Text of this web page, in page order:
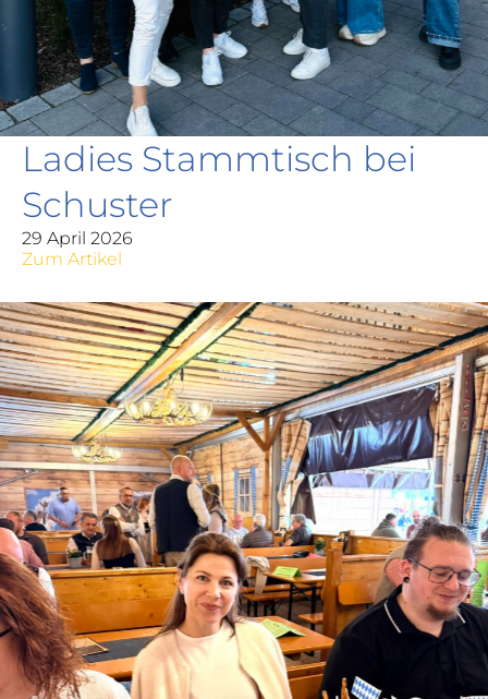
Ladies Stammtisch bei
Schuster
29 April 2026
Zum Artikel